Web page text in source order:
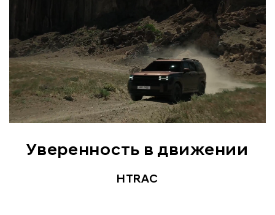
Уверенность в движении
HTRAC